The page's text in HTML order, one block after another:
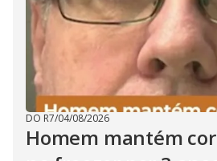
DO R7/04/08/2026
Homem mantém